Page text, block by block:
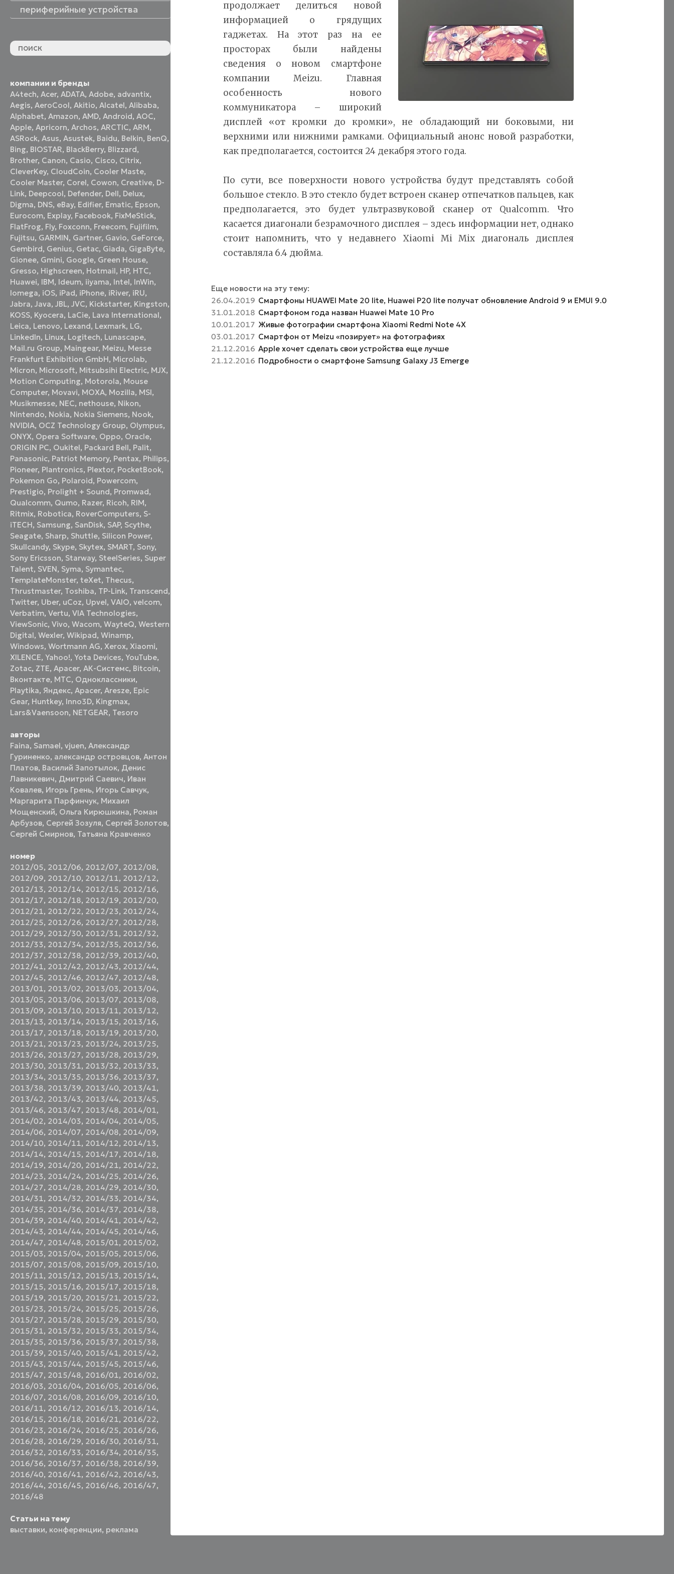
периферийные устройства
компании и бренды
A4tech,Acer,ADATA,Adobe, advantix,
Aegis,AeroCool,Akitio,Alcatel,Alibaba,
Alphabet,Amazon,AMD,Android,AOC,
Apple,Apricorn,Archos,ARCTIC,ARM,
ASRock,Asus,Asustek, Baidu, Belkin, BenQ,
Bing, BIOSTAR, BlackBerry, Blizzard,
Brother, Canon, Casio, Cisco, Citrix,
CleverKey, CloudCoin, Cooler Maste,
Cooler Master, Corel, Cowon, Creative, D-
Link, Deepcool, Defender, Dell, Delux,
Digma, DNS, eBay, Edifier, Ematic, Epson,
Eurocom, Explay, Facebook, FixMeStick,
FlatFrog, Fly, Foxconn, Freecom, Fujifilm,
Fujitsu, GARMIN, Gartner, Gavio, GeForce,
Gembird, Genius, Getac, Giada, GigaByte,
Gionee, Gmini, Google, Green House,
Gresso, Highscreen, Hotmail, HP, HTC,
Huawei, IBM, Ideum, iiyama, Intel, InWin,
Iomega, iOS, iPad, iPhone, iRiver, iRU,
Jabra,Java,JBL,JVC, Kickstarter, Kingston,
KOSS, Kyocera, LaCie, Lava International,
Leica, Lenovo, Lexand, Lexmark, LG,
LinkedIn, Linux, Logitech, Lunascape,
Mail.ru Group, Maingear, Meizu, Messe
Frankfurt Exhibition GmbH, Microlab,
Micron, Microsoft, Mitsubsihi Electric, MJX,
Motion Computing, Motorola, Mouse
Computer, Movavi, MOXA, Mozilla, MSI,
Musikmesse, NEC, nethouse, Nikon,
Nintendo, Nokia, Nokia Siemens, Nook,
NVIDIA, OCZ Technology Group, Olympus,
ONYX, Opera Software, Oppo, Oracle,
ORIGIN PC, Oukitel, Packard Bell, Palit,
Panasonic, Patriot Memory, Pentax, Philips,
Pioneer, Plantronics, Plextor, PocketBook,
Pokemon Go, Polaroid, Powercom,
Prestigio, Prolight + Sound, Promwad,
Qualcomm, Qumo, Razer, Ricoh, RIM,
Ritmix, Robotica, RoverComputers, S-
iTECH, Samsung, SanDisk, SAP, Scythe,
Seagate, Sharp, Shuttle, Silicon Power,
Skullcandy, Skype, Skytex, SMART, Sony,
Sony Ericsson, Starway, SteelSeries, Super
Talent, SVEN, Syma, Symantec,
TemplateMonster,teXet, Thecus,
Thrustmaster, Toshiba, TP-Link, Transcend,
Twitter, Uber, uCoz, Upvel,VAIO,velcom,
Verbatim,Vertu,VIA Technologies,
ViewSonic,Vivo,Wacom,WayteQ,Western
Digital,Wexler,Wikipad,Winamp,
Windows,Wortmann AG,Xerox,Xiaomi,
XILENCE,Yahoo!,Yota Devices,YouTube,
Zotac, ZTE,Аpacer,АК-Системс, Вitcoin,
Вконтакте, МТС, Одноклассники,
Playtika, Яндекс,Apacer,Aresze, Epic
Gear, Huntkey, Inno3D, Kingmax,
Lars&Vaensoon, NETGEAR, Tesoro
авторы
Faina, Samael,vjuen,Александр
Гуриненко, александр островцов,Антон
Платов, Василий Запотылок, Денис
Лавникевич, Дмитрий Саевич, Иван
Ковалев, Игорь Грень, Игорь Савчук,
Маргарита Парфинчук, Михаил
Мощенский, Ольга Кирюшкина, Роман
Арбузов, Сергей Зозуля, Сергей Золотов,
Сергей Смирнов, Татьяна Кравченко
номер
2012/05, 2012/06, 2012/07, 2012/08,
2012/09, 2012/10, 2012/11, 2012/12,
2012/13, 2012/14, 2012/15, 2012/16,
2012/17, 2012/18, 2012/19, 2012/20,
2012/21, 2012/22, 2012/23, 2012/24,
2012/25, 2012/26, 2012/27, 2012/28,
2012/29, 2012/30, 2012/31, 2012/32,
2012/33, 2012/34, 2012/35, 2012/36,
2012/37, 2012/38, 2012/39, 2012/40,
2012/41, 2012/42, 2012/43, 2012/44,
2012/45, 2012/46, 2012/47, 2012/48,
2013/01, 2013/02, 2013/03, 2013/04,
2013/05, 2013/06, 2013/07, 2013/08,
2013/09, 2013/10, 2013/11, 2013/12,
2013/13, 2013/14, 2013/15, 2013/16,
2013/17, 2013/18, 2013/19, 2013/20,
2013/21, 2013/23, 2013/24, 2013/25,
2013/26, 2013/27, 2013/28, 2013/29,
2013/30, 2013/31, 2013/32, 2013/33,
2013/34, 2013/35, 2013/36, 2013/37,
2013/38, 2013/39, 2013/40, 2013/41,
2013/42, 2013/43, 2013/44, 2013/45,
2013/46, 2013/47, 2013/48, 2014/01,
2014/02, 2014/03, 2014/04, 2014/05,
2014/06, 2014/07, 2014/08, 2014/09,
2014/10, 2014/11, 2014/12, 2014/13,
2014/14, 2014/15, 2014/17, 2014/18,
2014/19, 2014/20, 2014/21, 2014/22,
2014/23, 2014/24, 2014/25, 2014/26,
2014/27, 2014/28, 2014/29, 2014/30,
2014/31, 2014/32, 2014/33, 2014/34,
2014/35, 2014/36, 2014/37, 2014/38,
2014/39, 2014/40, 2014/41, 2014/42,
2014/43, 2014/44, 2014/45, 2014/46,
2014/47, 2014/48, 2015/01, 2015/02,
2015/03, 2015/04, 2015/05, 2015/06,
2015/07, 2015/08, 2015/09, 2015/10,
2015/11, 2015/12, 2015/13, 2015/14,
2015/15, 2015/16, 2015/17, 2015/18,
2015/19, 2015/20, 2015/21, 2015/22,
2015/23, 2015/24, 2015/25, 2015/26,
2015/27, 2015/28, 2015/29, 2015/30,
2015/31, 2015/32, 2015/33, 2015/34,
2015/35, 2015/36, 2015/37, 2015/38,
2015/39, 2015/40, 2015/41, 2015/42,
2015/43, 2015/44, 2015/45, 2015/46,
2015/47, 2015/48, 2016/01, 2016/02,
2016/03, 2016/04, 2016/05, 2016/06,
2016/07, 2016/08, 2016/09, 2016/10,
2016/11, 2016/12, 2016/13, 2016/14,
2016/15, 2016/18, 2016/21, 2016/22,
2016/23, 2016/24, 2016/25, 2016/26,
2016/28, 2016/29, 2016/30, 2016/31,
2016/32, 2016/33, 2016/34, 2016/35,
2016/36, 2016/37, 2016/38, 2016/39,
2016/40, 2016/41, 2016/42, 2016/43,
2016/44, 2016/45, 2016/46, 2016/47,
2016/48
Статьи на тему
выставки, конференции, реклама
продолжает делиться новой
информацией о грядущих
гаджетах. На этот раз на ее
просторах были найдены
сведения о новом смартфоне
компании Meizu. Главная
особенность нового
коммуникатора – широкий
дисплей «от кромки до кромки», не обладающий ни боковыми, ни
верхними или нижними рамками. Официальный анонс новой разработки,
как предполагается, состоится 24 декабря этого года.
По сути, все поверхности нового устройства будут представлять собой
большое стекло. В это стекло будет встроен сканер отпечатков пальцев, как
предполагается, это будет ультразвуковой сканер от Qualcomm. Что
касается диагонали безрамочного дисплея – здесь информации нет, однако
стоит напомнить, что у недавнего Xiaomi Mi Mix диагональ дисплея
составляла 6.4 дюйма.
Еще новости на эту тему:
26.04.2019 Смартфоны HUAWEI Mate 20 lite, Huawei P20 lite получат обновление Android 9 и EMUI 9.0
31.01.2018 Смартфоном года назван Huawei Mate 10 Pro
10.01.2017 Живые фотографии смартфона Xiaomi Redmi Note 4X
03.01.2017 Смартфон от Meizu «позирует» на фотографиях
21.12.2016 Apple хочет сделать свои устройства еще лучше
21.12.2016 Подробности о смартфоне Samsung Galaxy J3 Emerge